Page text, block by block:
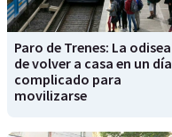
Paro de Trenes: La odisea
de volver a casa en un día
complicado para
movilizarse